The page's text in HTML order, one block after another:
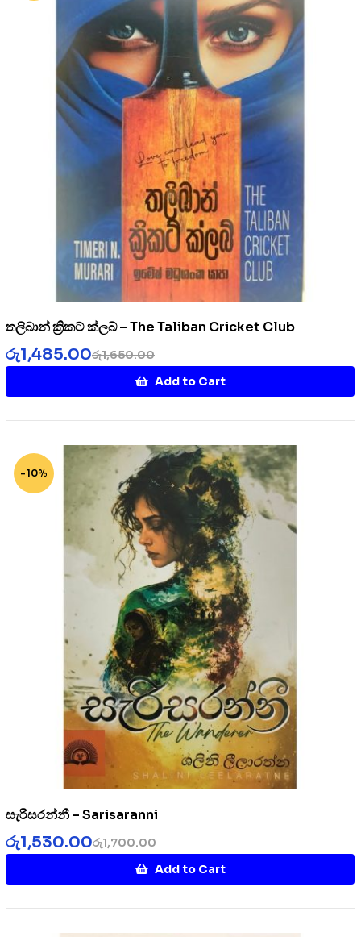
තලිබාන් ක්‍රිකට් ක්ලබ් – The Taliban Cricket Club
රු1,650.00
රු1,485.00
Add to Cart
-10%
සැරිසරන්නී – Sarisaranni
රු1,700.00
රු1,530.00
Add to Cart